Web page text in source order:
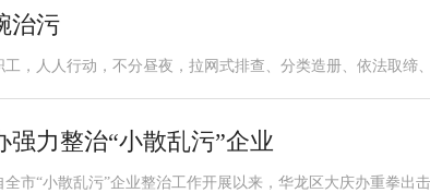
治污
工，人人行动，不分昼夜，拉网式排查、分类造册、依法取缔
强力整治“小散乱污”企业
市“小散乱污”企业整治工作开展以来，华龙区大庆办重拳出